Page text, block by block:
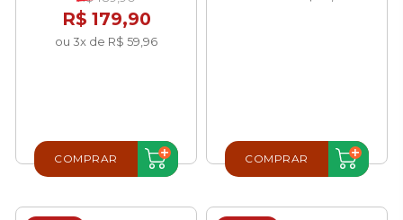
R$ 179,90
ou 3x de R$ 59,96
COMPRAR COMPRAR